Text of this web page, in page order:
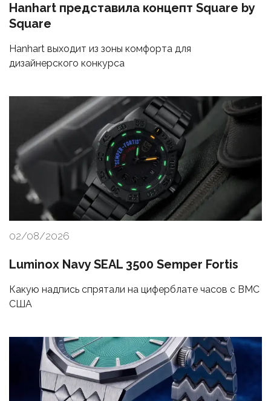
Hanhart представила концепт Square by
Square
Hanhart выходит из зоны комфорта для
дизайнерского конкурса
02/08/2026
Luminox Navy SEAL 3500 Semper Fortis
Какую надпись спрятали на циферблате часов с ВМС
США